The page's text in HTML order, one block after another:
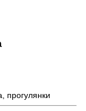
прогулянки